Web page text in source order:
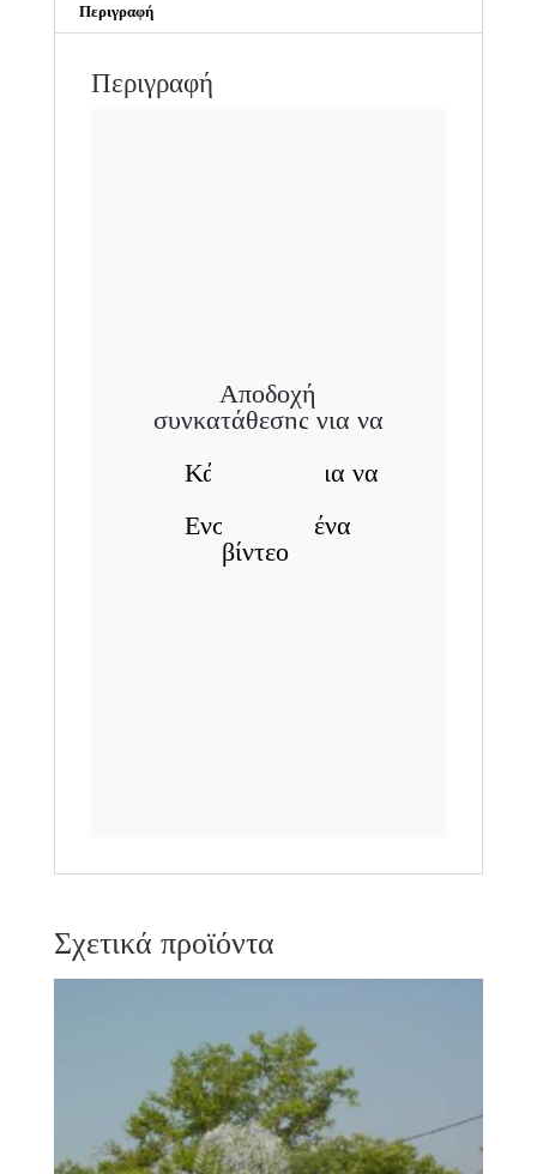
Περιγραφή
Περιγραφή
Αποδοχή
συγκατάθεσης για να
Κάντε κλικ για να
Ενσωματωμένα
βίντεο
Σχετικά προϊόντα